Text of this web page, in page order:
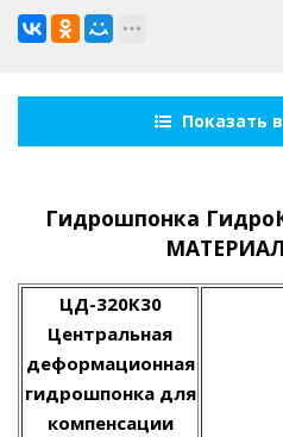
Показать
Гидрошпонка
ЦД-320К30
Центральная
деформационная
гидрошпонка для
компенсации